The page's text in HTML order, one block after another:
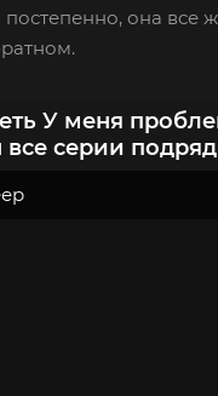
она все
У меня
серии